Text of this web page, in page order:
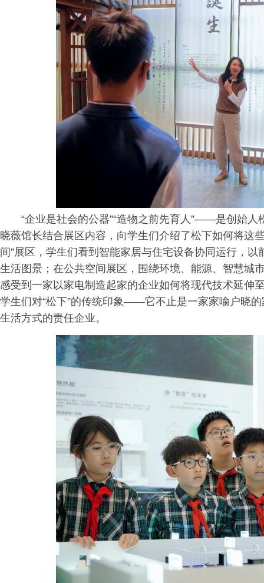
“企业是社会的公器”“造物之前先育人”——是创始
晓薇馆长结合展区内容，向学生们介绍了松下如何将这
间”展区，学生们看到智能家居与住宅设备协同运行，
生活图景；在公共空间展区，围绕环境、能源、智慧城
感受到一家以家电制造起家的企业如何将现代技术延伸
学生们对“松下”的传统印象——它不止是一家家喻户晓
生活方式的责任企业。